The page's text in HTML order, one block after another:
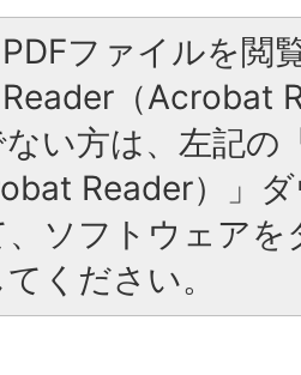
PDFファイルを閲
Reader（Acrobat
い方は、左記の
Reader）」
ソフトウェア
ください。